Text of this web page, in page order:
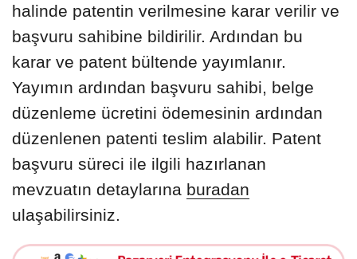
halinde patentin verilmesine karar verilir ve
başvuru sahibine bildirilir. Ardından bu
karar ve patent bültende yayımlanır.
Yayımın ardından başvuru sahibi, belge
düzenleme ücretini ödemesinin ardından
düzenlenen patenti teslim alabilir. Patent
başvuru süreci ile ilgili hazırlanan
mevzuatın detaylarına buradan
ulaşabilirsiniz.